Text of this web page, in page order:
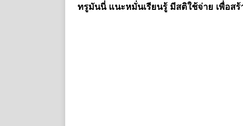
ทรูมันนี่ แนะหมั่นเรียนรู้ มีสติใช้จ่าย เพื่อส